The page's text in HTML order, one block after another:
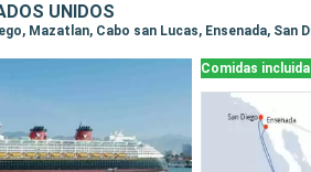
UNIDOS
Mazatlan, Cabo san Lucas, Ensenada, San
Comidas